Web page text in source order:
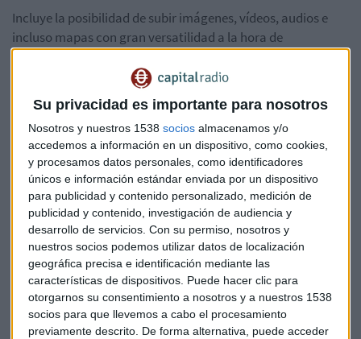
Su privacidad es importante para nosotros
Nosotros y nuestros 1538 socios almacenamos y/o
accedemos a información en un dispositivo, como cookies,
y procesamos datos personales, como identificadores
únicos e información estándar enviada por un dispositivo
para publicidad y contenido personalizado, medición de
publicidad y contenido, investigación de audiencia y
desarrollo de servicios. Con su permiso, nosotros y
nuestros socios podemos utilizar datos de localización
geográfica precisa e identificación mediante las
características de dispositivos. Puede hacer clic para
otorgarnos su consentimiento a nosotros y a nuestros 1538
socios para que llevemos a cabo el procesamiento
previamente descrito. De forma alternativa, puede acceder
Incluye la posibilidad de subir imágenes, vídeos, audios e
incluso mapas con gran versatilidad a la hora de
manejarlos. El periódico también podrá seguir la
información y el tráfico de datos a través de comScore y
otras herramientas de análisis.
Parece ser que el periódico neoyorquino no es el único
interesado y al proyecto también se unen la NBC, la BBC,
National geographic, Buzz feed, Spiegel, Blind, the Atlantic y
The Guardian.
Facebook The New York Times